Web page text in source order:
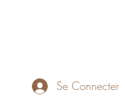
Se Connecter